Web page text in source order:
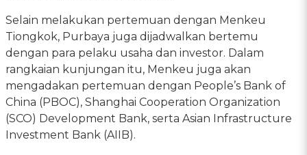
Selain melakukan pertemuan dengan Menkeu
Tiongkok, Purbaya juga dijadwalkan bertemu
dengan para pelaku usaha dan investor. Dalam
rangkaian kunjungan itu, Menkeu juga akan
mengadakan pertemuan dengan People’s Bank of
China (PBOC), Shanghai Cooperation Organization
(SCO) Development Bank, serta Asian Infrastructure
Investment Bank (AIIB).